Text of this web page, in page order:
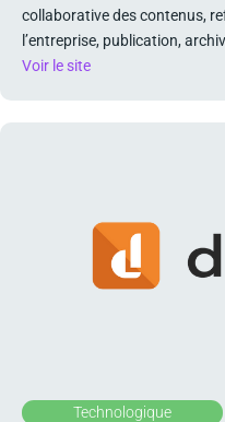
collaborative des contenus,
l’entreprise, publication,
Voir le site
Technologique